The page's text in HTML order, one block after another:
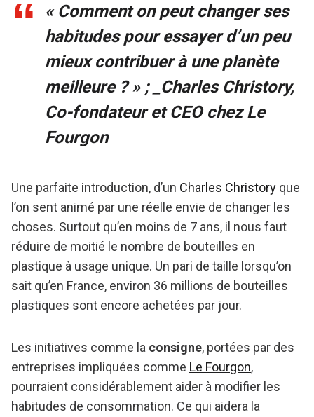
« Comment on peut changer ses
habitudes pour essayer d’un peu
mieux contribuer à une planète
meilleure ? » ; _Charles Christory,
Co-fondateur et CEO chez Le
Fourgon
Une parfaite introduction, d’un Charles Christory que
l’on sent animé par une réelle envie de changer les
choses. Surtout qu’en moins de 7 ans, il nous faut
réduire de moitié le nombre de bouteilles en
plastique à usage unique. Un pari de taille lorsqu’on
sait qu’en France, environ 36 millions de bouteilles
plastiques sont encore achetées par jour.
Les initiatives comme la consigne, portées par des
entreprises impliquées comme Le Fourgon,
pourraient considérablement aider à modifier les
habitudes de consommation. Ce qui aidera la